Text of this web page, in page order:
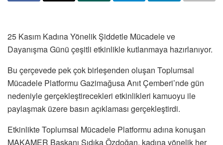
25 Kasım Kadına Yönelik Şiddetle Mücadele ve
Dayanışma Günü çeşitli etkinlikle kutlanmaya hazırlanıyor.
Bu çerçevede pek çok birleşenden oluşan Toplumsal
Mücadele Platformu Gazimağusa Anıt Çemberi’nde gün
nedeniyle gerçekleştirecekleri etkinlikleri kamuoyu ile
paylaşmak üzere basın açıklaması gerçekleştirdi.
Etkinlikte Toplumsal Mücadele Platformu adına konuşan
MAKAMER Başkanı Sıdıka Özdoğan, kadına yönelik her